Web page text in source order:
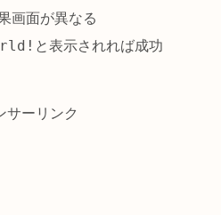
画面が異なる
と表示されれば成功
サーリンク